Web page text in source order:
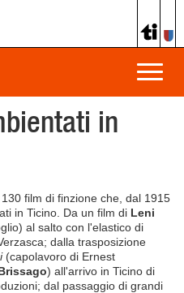
Toggle
in
film di finzione che, dal 1915
in Ticino. Da un film di Leni
al salto con l'elastico di
dalla trasposizione
(capolavoro di Ernest
) all'arrivo in Ticino di
dal passaggio di grandi